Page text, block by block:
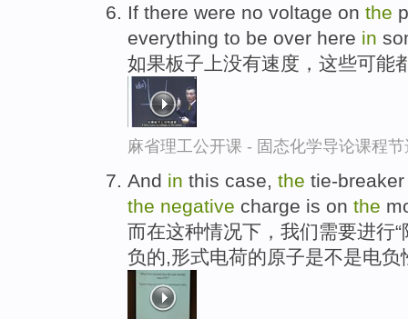
If there were no voltage on the
everything to be over here in
如果板子上没有速度，这些可能
麻省理工公开课 - 固态化学导论课程节
And in this case, the tie-
the negative charge is on the
而在这种情况下，我们需要进行
负的,形式电荷的原子是不是电负